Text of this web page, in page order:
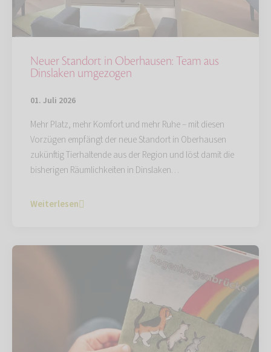
Neuer Standort in Oberhausen: Team aus
Dinslaken umgezogen
01. Juli 2026
Mehr Platz, mehr Komfort und mehr Ruhe – mit diesen
Vorzügen empfängt der neue Standort in Oberhausen
zukünftig Tierhaltende aus der Region und löst damit die
bisherigen Räumlichkeiten in Dinslaken…
Weiterlesen